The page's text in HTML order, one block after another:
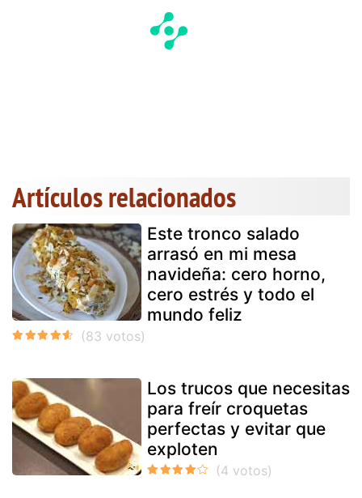
Artículos relacionados
Este tronco salado
arrasó en mi mesa
navideña: cero horno,
cero estrés y todo el
mundo feliz
Los trucos que necesitas
para freír croquetas
perfectas y evitar que
exploten